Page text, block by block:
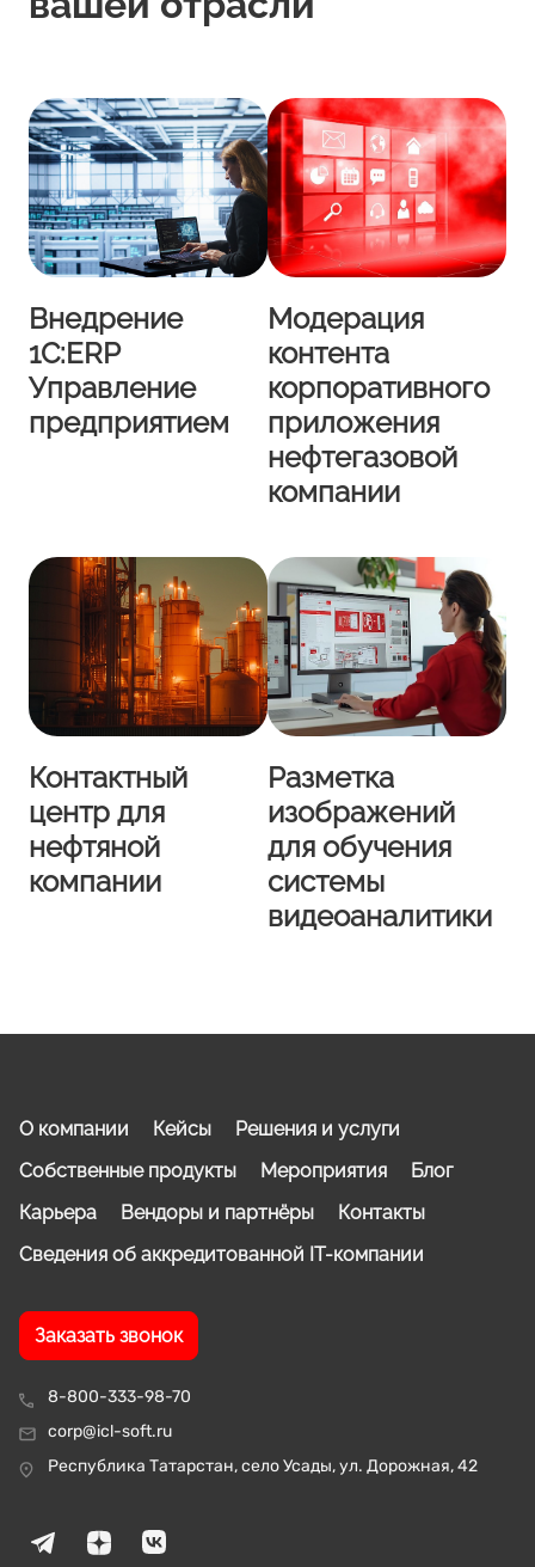
Внедрение
1С:ERP
Управление
предприятием
Модерация
контента
корпоративного
приложения
нефтегазовой
компании
Контактный
центр для
нефтяной
компании
Разметка
изображений
для обучения
системы
видеоаналитики
8-800-333-98-70
corp@icl-soft.ru
Республика Татарстан, село Усады, ул. Дорожная, 42
О компании Кейсы
Решения и услуги
Собственные продукты
Мероприятия
Блог
Карьера
Вендоры и партнёры
Контакты
Сведения об аккредитованной IT-компании
Заказать звонок